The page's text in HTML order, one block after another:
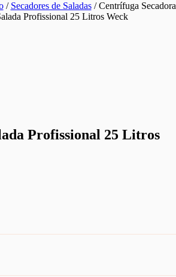
/ Secadores de Saladas/ Centrífuga Secadora
Profissional 25 Litros Weck
Profissional 25 Litros